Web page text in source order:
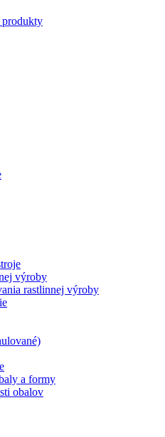
produkty
výroby
rastlinnej výroby
a formy
obalov